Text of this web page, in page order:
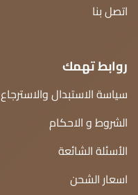
اتصل بنا
روابط تهمك
سياسة الاستبدال والاسترجاع
الشروط و الاحكام
الأسئلة الشائعة
اسعار الشحن